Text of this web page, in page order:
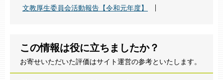
文教厚生委員会活動報告【令和元年度】
この情報は役に立ちましたか？
お寄せいただいた評価はサイト運営の参考といたします。